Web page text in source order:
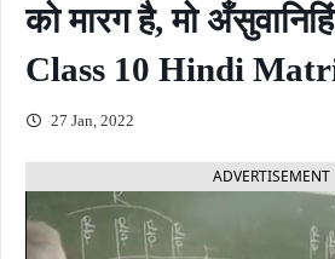
को मारग है, मो
Class 10 Hindi
27 Jan, 2022
ADVERTISEMENT